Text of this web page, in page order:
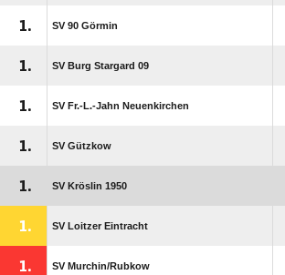
1. SV 90 Görmin
1. SV Burg Stargard 09
1. SV Fr.-L.-Jahn Neuenkirchen
1. SV Gützkow
1. SV Kröslin 1950
1. SV Loitzer Eintracht
1. SV Murchin/​Rubkow